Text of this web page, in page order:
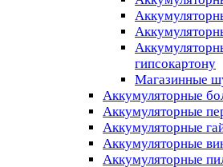
гипсокартону
Магазинные
Аккумуляторные
Аккумуляторные
Аккумуляторные
Аккумуляторные
Аккумуляторные